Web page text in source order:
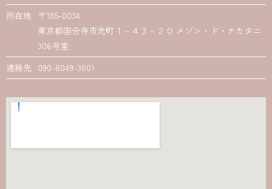
所在地
〒185-0034
東京都国分寺市光町１－４３－２０ メゾン・ド・ナカタニ
306号室
連絡先 090-8049-3801